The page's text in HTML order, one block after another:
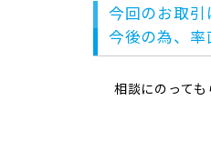
今回のお取引
今後の為、率
相談にのって